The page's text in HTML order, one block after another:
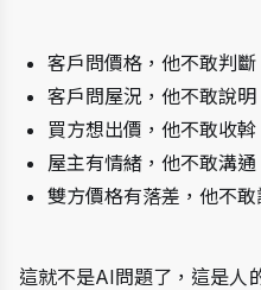
客戶問價格，他不敢判斷
客戶問屋況，他不敢說明
買方想出價，他不敢收斡
屋主有情緒，他不敢溝通
雙方價格有落差，他不敢
這就不是AI問題了，這是人